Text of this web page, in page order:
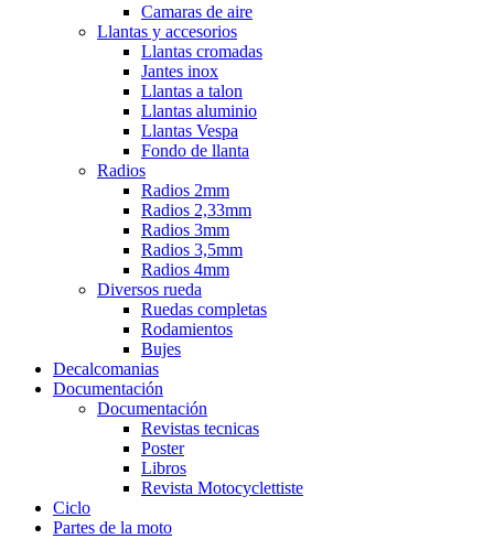
Camaras de aire
Llantas y accesorios
Llantas cromadas
Jantes inox
Llantas a talon
Llantas aluminio
Llantas Vespa
Fondo de llanta
Radios
Radios 2mm
Radios 2,33mm
Radios 3mm
Radios 3,5mm
Radios 4mm
Diversos rueda
Ruedas completas
Rodamientos
Bujes
Decalcomanias
Documentación
Documentación
Revistas tecnicas
Poster
Libros
Revista Motocyclettiste
Ciclo
Partes de la moto